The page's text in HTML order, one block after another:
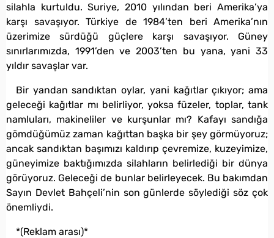
silahla kurtuldu. Suriye, 2010 yılından beri Amerika’ya
karşı savaşıyor. Türkiye de 1984’ten beri Amerika’nın
üzerimize sürdüğü güçlere karşı savaşıyor. Güney
sınırlarımızda, 1991’den ve 2003’ten bu yana, yani 33
yıldır savaşlar var.
Bir yandan sandıktan oylar, yani kağıtlar çıkıyor; ama
geleceği kağıtlar mı belirliyor, yoksa füzeler, toplar, tank
namluları, makineliler ve kurşunlar mı? Kafayı sandığa
gömdüğümüz zaman kağıttan başka bir şey görmüyoruz;
ancak sandıktan başımızı kaldırıp çevremize, kuzeyimize,
güneyimize baktığımızda silahların belirlediği bir dünya
görüyoruz. Geleceği de bunlar belirleyecek. Bu bakımdan
Sayın Devlet Bahçeli’nin son günlerde söylediği söz çok
önemliydi.
*(Reklam arası)*